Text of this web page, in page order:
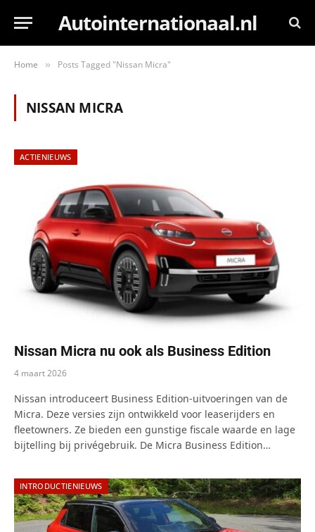
Autointernationaal.nl
Home » Posts Tagged "Nissan Micra"
NISSAN MICRA
ACTIENIEUWS
Nissan Micra nu ook als Business Edition
4 maart 2026
Nissan introduceert Business Edition-uitvoeringen van de
Micra. Deze versies zijn ontwikkeld voor leaserijders en
fleetowners. Ze bieden een gunstige fiscale waarde en lage
bijtelling bij privégebruik. De Micra Business Edition…
INTRODUCTIENIEUWS